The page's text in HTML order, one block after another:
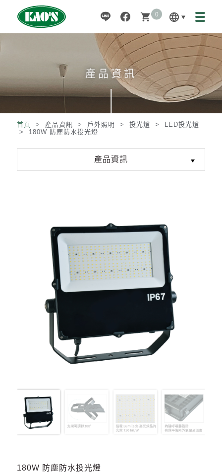
language
shopping_cart 0
產品資訊
首頁 > 產品資訊 > 戶外照明 > 投光燈 >
LED投光燈
> 180W 防塵防水投光燈
產品資訊
180W 防塵防水投光燈